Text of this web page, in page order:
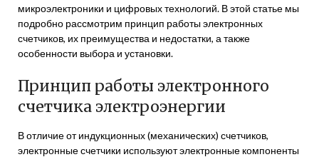
микроэлектроники и цифровых технологий. В этой статье мы
подробно рассмотрим принцип работы электронных
счетчиков, их преимущества и недостатки, а также
особенности выбора и установки.
Принцип работы электронного
счетчика электроэнергии
В отличие от индукционных (механических) счетчиков,
электронные счетчики используют электронные компоненты